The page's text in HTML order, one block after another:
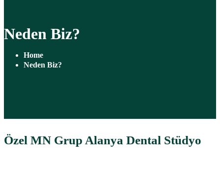
Neden Biz?
Home
Neden Biz?
Neden
Özel MN Grup Alanya Dental Stüdyo